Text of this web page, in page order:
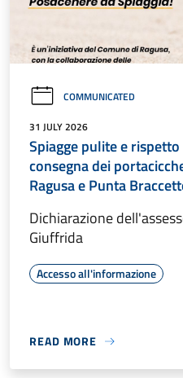
COMMUNICATED
31 JULY 2026
Spiagge pulite e
consegna dei
Ragusa e Punta
Dichiarazione
Giuffrida
Accesso all'informazione
READ MORE